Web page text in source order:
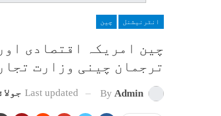
انٹرنیشنل چین
چین امریکہ اقتصادی
ترجمان چینی وزارت
By Admin
Last updated جولائی 23,